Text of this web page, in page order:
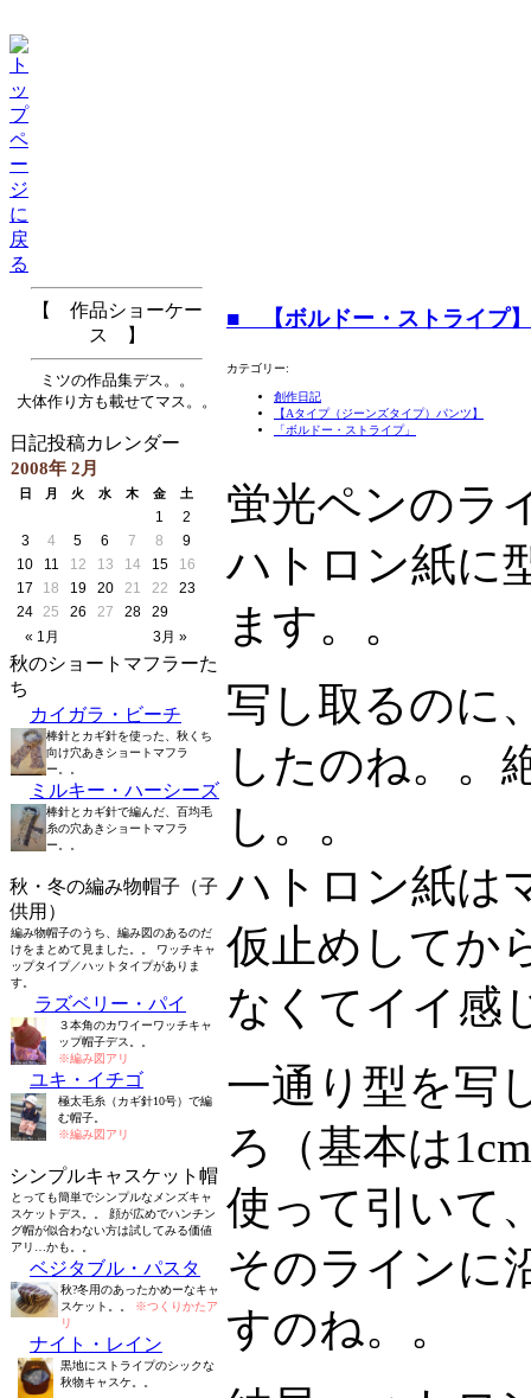
【 作品ショーケー
ス 】
ミツの作品集デス。。
大体作り方も載せてマス。。
日記投稿カレンダー
2008年 2月
日 月 火 水 木 金 土
« 1月 3月 »
1
2
3
4 5 6 7 8
9
10
11 12 13 14 15
16
17
18 19 20 21 22
23
24 25 26 27 28 29
秋のショートマフラーた
ち
カイガラ・ビーチ
棒針とカギ針を使った、秋くち
向け穴あきショートマフラ
ー。。
ミルキー・ハーシーズ
棒針とカギ針で編んだ、百均毛
糸の穴あきショートマフラ
ー。。
秋・冬の編み物帽子（子
供用）
編み物帽子のうち、編み図のあるのだ
けをまとめて見ました。。 ワッチキャ
ップタイプ／ハットタイプがありま
す。
ラズベリー・パイ
３本角のカワイーワッチキャ
ップ帽子デス。。
※編み図アリ
ユキ・イチゴ
極太毛糸（カギ針10号）で編
む帽子。
※編み図アリ
シンプルキャスケット帽
とっても簡単でシンプルなメンズキャ
スケットデス。。 顔が広めでハンチン
グ帽が似合わない方は試してみる価値
アリ…かも。。
ベジタブル・パスタ
秋?冬用のあったかめーなキャ
スケット。。
※つくりかたア
リ
ナイト・レイン
黒地にストライプのシックな
秋物キャスケ。。
■ 【ボルドー・ストライプ
カテゴリー:
創作日記
【Aタイプ（ジーンズタイプ）パンツ】
「ボルドー・ストライプ」
蛍光ペンのラ
ハトロン紙に
ます。。
写し取るのに
したのね。。
し。。
ハトロン紙は
仮止めしてか
なくてイイ感
一通り型を写
ろ（基本は
使って引いて
そのラインに
すのね。。